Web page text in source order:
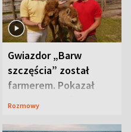
Gwiazdor „Barw
szczęścia” został
farmerem. Pokazał
swoje niezwykłe
Rozmowy